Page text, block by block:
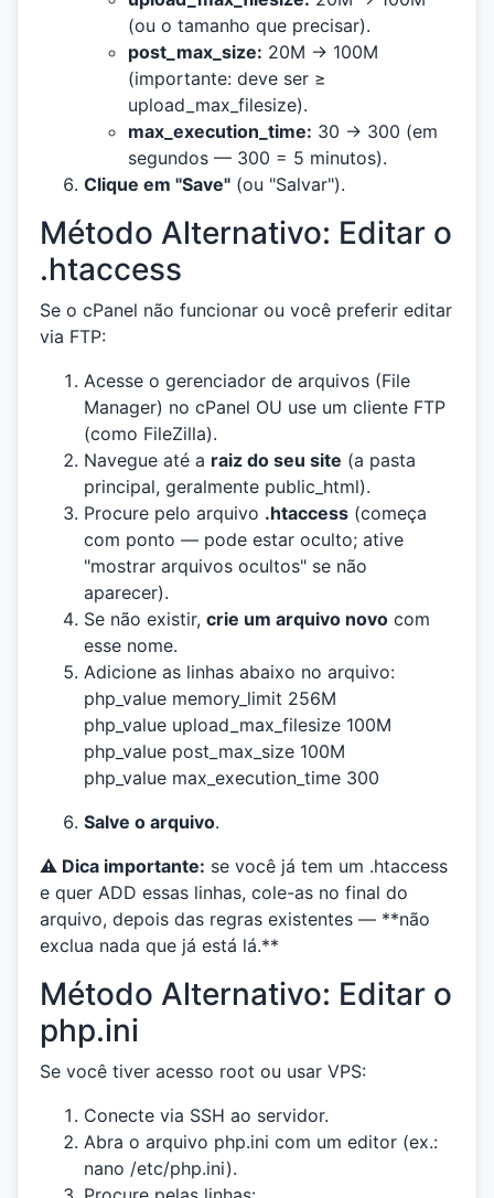
(ou o tamanho que precisar).
post_max_size: 20M → 100M
(importante: deve ser ≥
upload_max_filesize).
max_execution_time: 30 → 300 (em
segundos — 300 = 5 minutos).
Clique em "Save" (ou "Salvar").
Método Alternativo: Editar o
.htaccess
Se o cPanel não funcionar ou você preferir editar
via FTP:
Acesse o gerenciador de arquivos (File
Manager) no cPanel OU use um cliente FTP
(como FileZilla).
Navegue até a raiz do seu site (a pasta
principal, geralmente public_html).
Procure pelo arquivo .htaccess (começa
com ponto — pode estar oculto; ative
"mostrar arquivos ocultos" se não
aparecer).
Se não existir, crie um arquivo novo com
esse nome.
Adicione as linhas abaixo no arquivo:
php_value memory_limit 256M
php_value upload_max_filesize 100M
php_value post_max_size 100M
php_value max_execution_time 300
Salve o arquivo.
⚠️ Dica importante: se você já tem um .htaccess
e quer ADD essas linhas, cole-as no final do
arquivo, depois das regras existentes — **não
exclua nada que já está lá.**
Método Alternativo: Editar o
php.ini
Se você tiver acesso root ou usar VPS:
Conecte via SSH ao servidor.
Abra o arquivo php.ini com um editor (ex.:
nano /etc/php.ini).